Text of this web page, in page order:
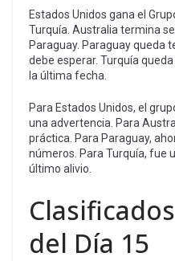
Estados Unidos gana el
Turquía. Australia termina
Paraguay. Paraguay queda
debe esperar. Turquía
la última fecha.
Para Estados Unidos, el
una advertencia. Para
práctica. Para Paraguay,
números. Para Turquía, fue
último alivio.
del Día 15